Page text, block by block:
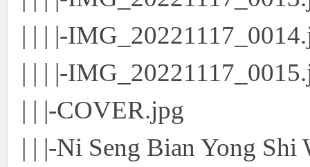
| | | |-
| | | |-
| | |-COVER.jpg
| | |-Ni Seng Bian Yong Shi